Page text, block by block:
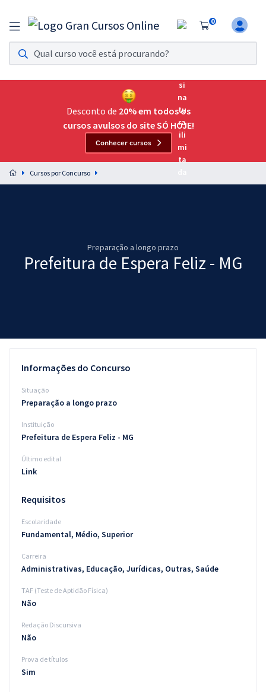
0
Assinatura Ilimitada 11
Acesso a todos os cursos. Teste grátis por 7 dias!
Assinatura OAB Até Passar
Acesso ilimitado a toda preparação para o Exame da
Preparação completa e intensiva para as principais
residências em saúde do Brasil
Questões grátis
Blog
Aprovados
Desconto de 20% em todos os
cursos avulsos do site SÓ HOJE!
Conhecer cursos
Cursos por Concurso
Preparação a longo prazo
Prefeitura de Espera Feliz - MG
Informações do Concurso
Situação
Preparação a longo prazo
Instituição
Prefeitura de Espera Feliz - MG
Último edital
Link
Requisitos
Escolaridade
Fundamental, Médio, Superior
Carreira
Administrativas, Educação, Jurídicas, Outras, Saúde
TAF (Teste de Aptidão Física)
Não
Redação Discursiva
Não
Prova de títulos
Sim